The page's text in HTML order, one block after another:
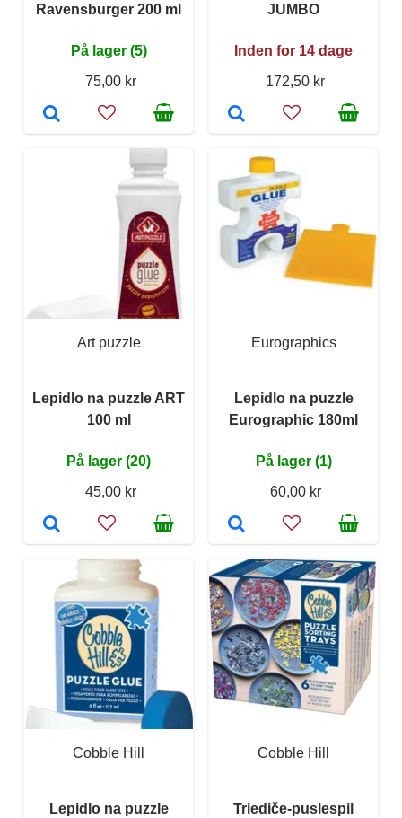
Ravensburger 200 ml
På lager (5)
75,00 kr
JUMBO
Inden for 14 dage
172,50 kr
Art puzzle
Lepidlo na puzzle ART
100 ml
På lager (20)
45,00 kr
Eurographics
Lepidlo na puzzle
Eurographic 180ml
På lager (1)
60,00 kr
Cobble Hill
Lepidlo na puzzle
Cobble Hill
Triediče-puslespil